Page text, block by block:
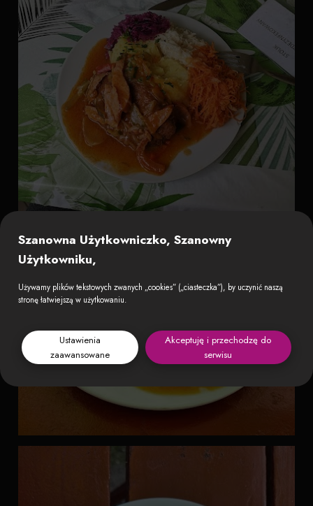
Szanowna Użytkowniczko, Szanowny
Użytkowniku,
Używamy plików tekstowych zwanych „cookies” („ciasteczka”), by uczynić naszą
stronę łatwiejszą w użytkowaniu.
Ustawienia
zaawansowane
Akceptuję i przechodzę do
serwisu